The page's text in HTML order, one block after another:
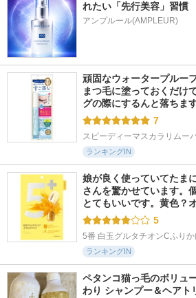
れたい「先行美容」習慣
アンプルール(AMPLEUR)
頑固なウォータープルー
まつ毛に塗っておくだけ
グの際にするんと落ちま
7
スピーディーマスカラリムー
ランキングIN
娘が良く使っていてたま
さんを驚かせています。
とてもいいです。黄色？
5
5番 白玉グルタチオンCふりか
ランキングIN
ペタンコ猫っ毛のボリュ
わり シャンプー＆ヘアト